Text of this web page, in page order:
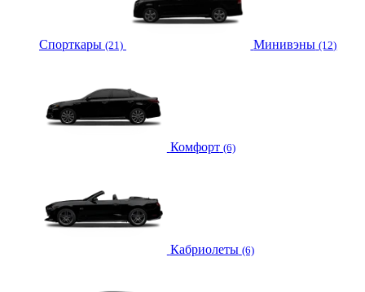
Спорткары (21) Минивэны (12)
Комфорт (6)
Кабриолеты (6)